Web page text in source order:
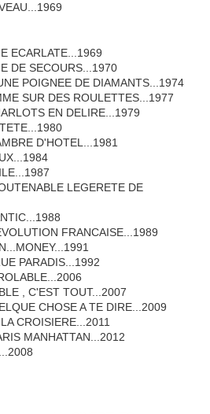
ECARLATE...1969
DE SECOURS...1970
POIGNEE DE DIAMANTS...1974
SUR DES ROULETTES...1977
EN DELIRE...1979
D'HOTEL...1981
LEGERETE DE
FRANCAISE...1989
PARADIS...1992
, C'EST TOUT...2007
CHOSE A TE DIRE...2009
CROISIERE...2011
MANHATTAN...2012